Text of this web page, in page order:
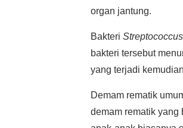
organ jantung.
Bakteri Streptococcus
bakteri tersebut
yang terjadi
Demam rematik
demam rematik yang